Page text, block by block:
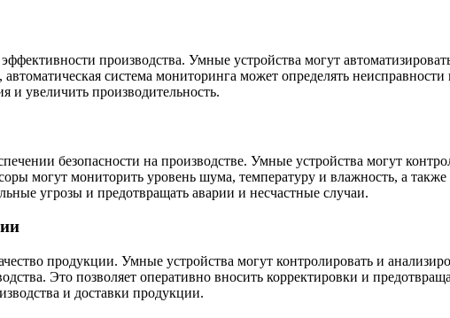
производства. Умные устройства могут
система мониторинга может определять
и увеличить производительность.
безопасности на производстве. Умные устройства могут
могут мониторить уровень шума, температуру и влажность, а
угрозы и предотвращать аварии и несчастные случаи.
продукции. Умные устройства могут контролировать и
Это позволяет оперативно вносить корректировки и
и доставки продукции.